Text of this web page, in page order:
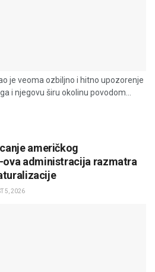
je veoma ozbiljno i hitno upozorenje
i njegovu širu okolinu povodom...
američkog
ova administracija razmatra
5, 2026